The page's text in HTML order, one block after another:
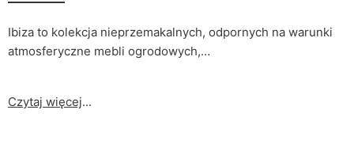
Ibiza to kolekcja nieprzemakalnych, odpornych na warunki
atmosferyczne mebli ogrodowych,…
Czytaj więcej...